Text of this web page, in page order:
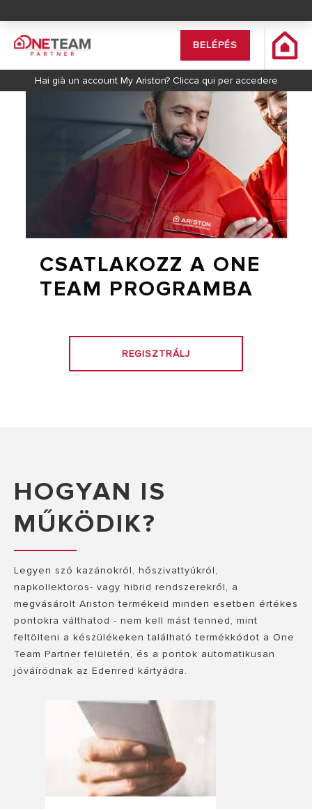
BELÉPÉS
Hai già un account My Ariston? Clicca qui per accedere
CSATLAKOZZ A ONE
TEAM PROGRAMBA
REGISZTRÁLJ
HOGYAN IS
MŰKÖDIK?
Legyen szó kazánokról, hőszivattyúkról,
napkollektoros- vagy hibrid rendszerekről, a
megvásárolt Ariston termékeid minden esetben értékes
pontokra válthatod - nem kell mást tenned, mint
feltölteni a készülékeken található termékkódot a One
Team Partner felületén, és a pontok automatikusan
jóváíródnak az Edenred kártyádra.